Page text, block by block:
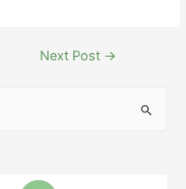
Next Post →